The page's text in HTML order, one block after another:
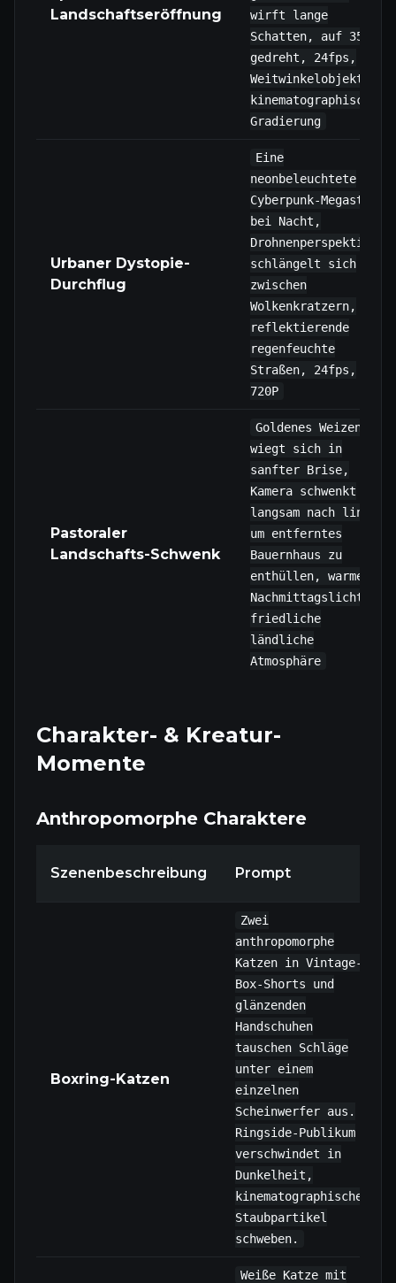
Landschaftseröffnung
wirft lange
Schatten, auf 35mm
gedreht, 24fps,
Weitwinkelobjektiv,
kinematographische
Gradierung
Urbaner Dystopie-
Durchflug
Eine
neonbeleuchtete
Cyberpunk-Megastadt
bei Nacht,
Drohnenperspektive
schlängelt sich
zwischen
Wolkenkratzern,
reflektierende
regenfeuchte
Straßen, 24fps,
720P
Pastoraler
Landschafts-Schwenk
Goldenes Weizenfeld
wiegt sich in
sanfter Brise,
Kamera schwenkt
langsam nach links,
um entferntes
Bauernhaus zu
enthüllen, warmes
Nachmittagslicht,
friedliche
ländliche
Atmosphäre
Charakter- & Kreatur-
Momente
Anthropomorphe Charaktere
Szenenbeschreibung Prompt
Boxring-Katzen
Zwei
anthropomorphe
Katzen in Vintage-
Box-Shorts und
glänzenden
Handschuhen
tauschen Schläge
unter einem
einzelnen
Scheinwerfer aus.
Ringside-Publikum
verschwindet in
Dunkelheit,
kinematographische
Staubpartikel
schweben.
Weiße Katze mit